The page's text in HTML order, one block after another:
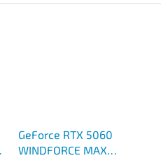
GeForce RTX 5060
WINDFORCE MAX